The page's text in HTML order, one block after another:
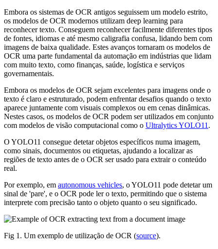
Embora os sistemas de OCR antigos seguissem um modelo estrito,
os modelos de OCR modernos utilizam deep learning para
reconhecer texto. Conseguem reconhecer facilmente diferentes tipos
de fontes, idiomas e até mesmo caligrafia confusa, lidando bem com
imagens de baixa qualidade. Estes avanços tornaram os modelos de
OCR uma parte fundamental da automação em indústrias que lidam
com muito texto, como finanças, saúde, logística e serviços
governamentais.
Embora os modelos de OCR sejam excelentes para imagens onde o
texto é claro e estruturado, podem enfrentar desafios quando o texto
aparece juntamente com visuais complexos ou em cenas dinâmicas.
Nestes casos, os modelos de OCR podem ser utilizados em conjunto
com modelos de visão computacional como o Ultralytics YOLO11 .
O YOLO11 consegue detetar objetos específicos numa imagem,
como sinais, documentos ou etiquetas, ajudando a localizar as
regiões de texto antes de o OCR ser usado para extrair o conteúdo
real.
Por exemplo, em autonomous vehicles, o YOLO11 pode detetar um
sinal de 'pare', e o OCR pode ler o texto, permitindo que o sistema
interprete com precisão tanto o objeto quanto o seu significado.
Fig 1. Um exemplo de utilização de OCR (source).